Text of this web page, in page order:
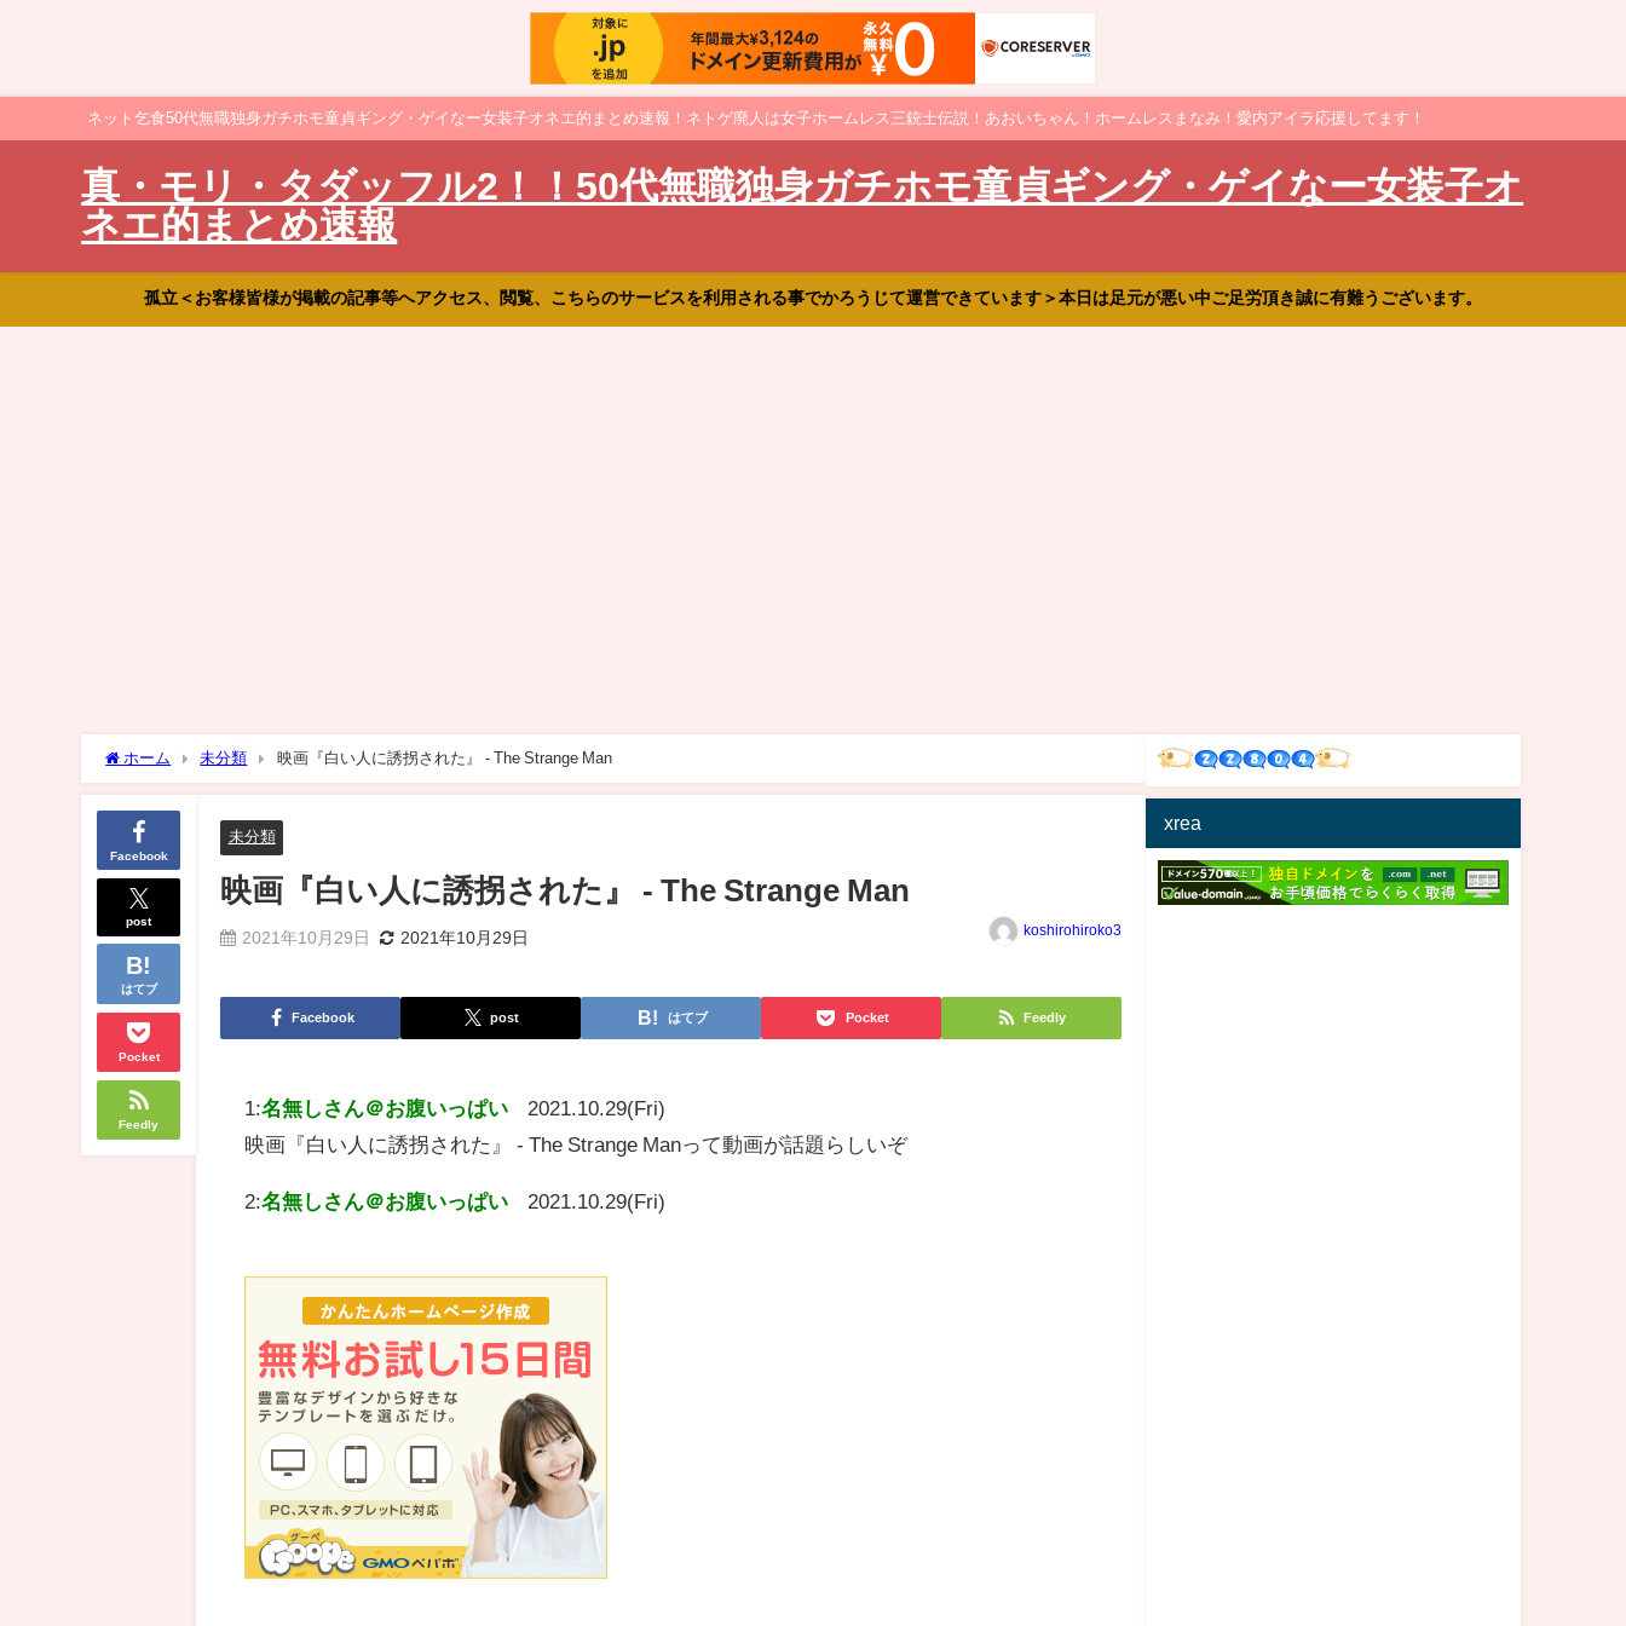
ネット乞食50代無職独身ガチホモ童貞ギング・ゲイなー女装子オネエ的まとめ速報！ネトゲ廃人は女子ホームレス三銃士伝説！あおいちゃん！ホームレスまなみ！愛内アイラ応援してます！
真・モリ・タダッフル2！！50代無職独身ガチホモ童貞ギング・ゲイなー女装子オ
ネエ的まとめ速報
孤立＜お客様皆様が掲載の記事等へアクセス、閲覧、こちらのサービスを利用される事でかろうじて運営できています＞本日は足元が悪い中ご足労頂き誠に有難うございます。
ホーム 未分類 映画『白い人に誘拐された』 - The Strange Man
Facebook
post
はてブ
Pocket
Feedly
未分類
映画『白い人に誘拐された』 - The Strange Man
2021年10月29日 2021年10月29日 koshirohiroko3
Facebook post はてブ Pocket Feedly
1:名無しさん＠お腹いっぱい
2021.10.29(Fri)
映画『白い人に誘拐された』 - The Strange Manって動画が話題らしいぞ
2:名無しさん＠お腹いっぱい 2021.10.29(Fri)
xrea